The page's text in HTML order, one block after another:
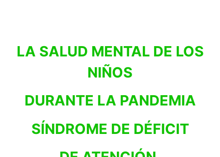
LA SALUD MENTAL DE LOS
NIÑOS
DURANTE LA PANDEMIA
SÍNDROME DE DÉFICIT